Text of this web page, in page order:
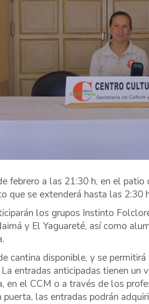
febrero a las 21:30 h, en el
que se extenderá hasta las 2:30
los grupos Instinto
y El Yaguareté, así como
cantina disponible, y se
entradas anticipadas tienen un
en el CCM o a través de los
puerta, las entradas podrán